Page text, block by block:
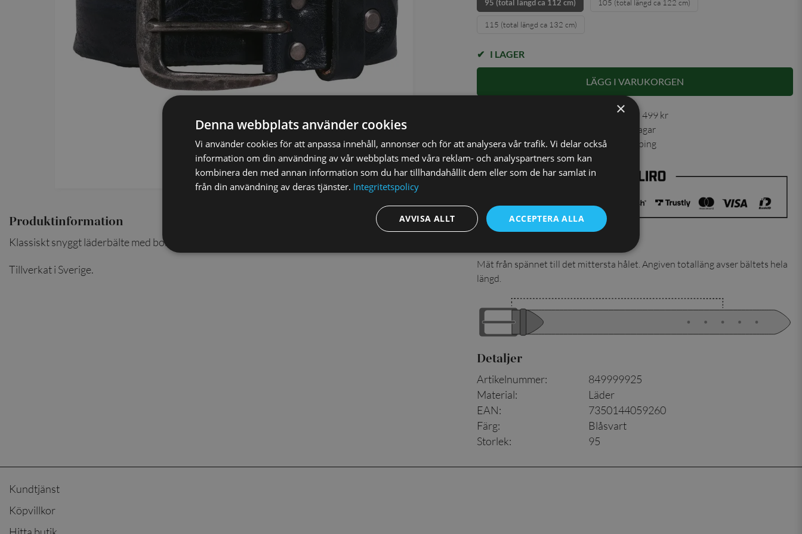
LÄDERVÄSKOR
Produktinformation
Klassiskt snyggt läderbälte med borstat spänne. Passar perfekt till jeans.
Tillverkat i Sverige.
95 (total längd ca 112 cm) 105 (total längd ca 122 cm)
115 (total längd ca 132 cm)
I LAGER
LÄGG I VARUKORGEN
✓ Öppet köp i 30 dagar ✓ Fri frakt från 499 kr
✓ Din beställning skickas inom 1-2 vardagar
✓ Snabb leverans från vårt lager i Jönköping
Mät från spännet till det mittersta hålet. Angiven totalläng avser bältets hela
längd.
Detaljer
Artikelnummer:
849999925
Material:
Läder
EAN:
7350144059260
Färg:
Blåsvart
Storlek: 95
Kundtjänst
Köpvillkor
Hitta butik
×
Denna webbplats använder cookies
Vi använder cookies för att anpassa innehåll, annonser och för att analysera vår trafik. Vi delar också
information om din användning av vår webbplats med våra reklam- och analyspartners som kan
kombinera den med annan information som du har tillhandahållit dem eller som de har samlat in
från din användning av deras tjänster. Integritetspolicy
ACCEPTERA ALLA
AVVISA ALLT